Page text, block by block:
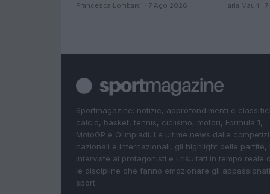
Francesca Lombardi · 7 Ago 2026 Ilaria Mauri ·
Sportmagazine: notizie, approfondimenti e
calcio, basket, tennis, ciclismo, motori, Formula 1,
MotoGP e Olimpiadi. Le ultime news dalle
nazionali e internazionali, gli highlight delle partite,
interviste ai protagonisti e i risultati in tempo reale
le discipline che fanno emozionare gli
sport.